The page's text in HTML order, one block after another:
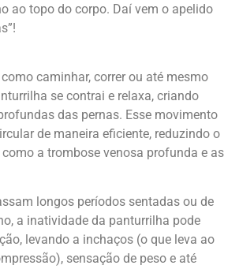
ao topo do corpo. Daí vem o apelido
caminhar, correr ou até mesmo
se contrai e relaxa, criando
das pernas. Esse movimento
de maneira eficiente, reduzindo o
a trombose venosa profunda e as
longos períodos sentadas ou de
a inatividade da panturrilha pode
levando a inchaços (o que leva ao
sensação de peso e até